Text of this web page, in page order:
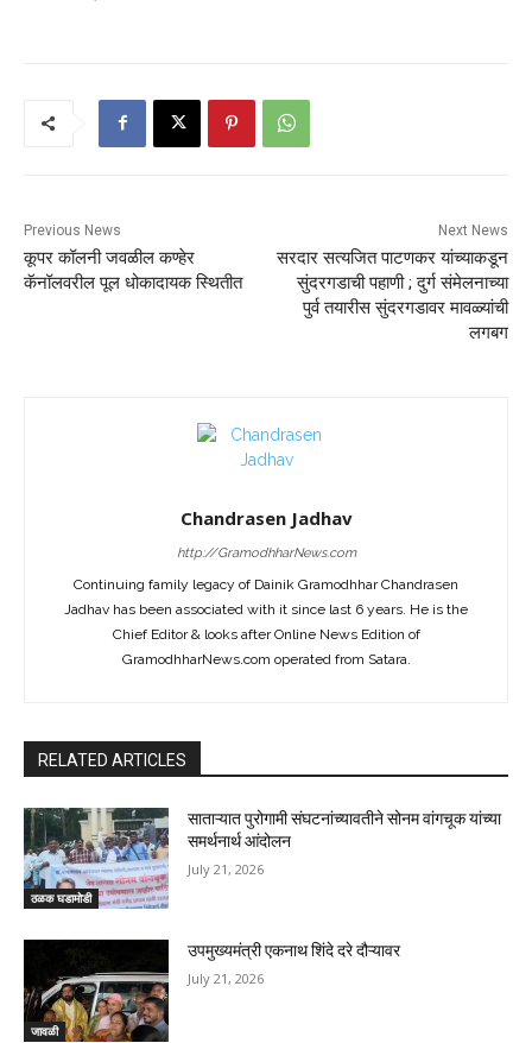
Previous News
कूपर कॉलनी जवळील कण्हेर
कॅनॉलवरील पूल धोकादायक स्थितीत
Next News
सरदार सत्यजित पाटणकर यांच्याकडून
सुंदरगडाची पहाणी ; दुर्ग संमेलनाच्या
पुर्व तयारीस सुंदरगडावर मावळ्यांची
लगबग
Chandrasen Jadhav
http://GramodhharNews.com
Continuing family legacy of Dainik Gramodhhar Chandrasen
Jadhav has been associated with it since last 6 years. He is the
Chief Editor & looks after Online News Edition of
GramodhharNews.com operated from Satara.
RELATED ARTICLES
ठळक घडामोडी
साताऱ्यात पुरोगामी संघटनांच्यावतीने सोनम वांगचूक यांच्या
समर्थनार्थ आंदोलन
July 21, 2026
जावळी
उपमुख्यमंत्री एकनाथ शिंदे दरे दौऱ्यावर
July 21, 2026